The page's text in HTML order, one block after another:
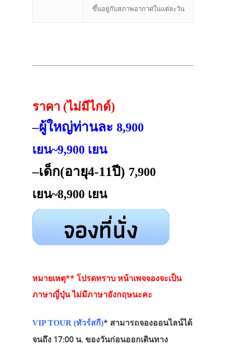
ขึ้นอยู่กับสภาพอากาศในแต่ละวัน
ราคา (ไม่มีไกด์)
–ผู้ใหญ่ท่านละ 8,900
เยน~9,900 เยน
–เด็ก(อายุ4-11ปี) 7,900
เยน~8,900 เยน
หมายเหตุ** โปรดทราบ หน้าเพจจองจะเป็น
ภาษาญี่ปุ่น ไม่มีภาษาอังกฤษนะคะ
VIP TOUR (ทัวร์สกี)* สามารถจองออนไลน์ได้
จนถึง 17:00 น. ของวันก่อนออกเดินทาง